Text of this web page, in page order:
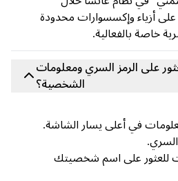
وإكسسوارات محدودة
بالفعالية.
الرمز السري ومعلومات
الشخصية؟
في أعلى يسار الشاشة.
على اسم شخصيتك